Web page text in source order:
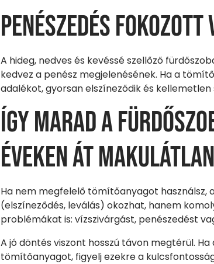
Penészedés fokozott
A hideg, nedves és kevéssé szellőző
kedvez a penész megjelenésének. Ha a
adalékot, gyorsan elszíneződik és kellemetlen
Így marad a
éveken át makulátlan
Ha nem megfelelő tömítőanyagot használsz,
(elszíneződés, leválás) okozhat, hanem
problémákat is: vízszivárgást, penészedést
A jó döntés viszont hosszú távon megtérül.
tömítőanyagot, figyelj ezekre a